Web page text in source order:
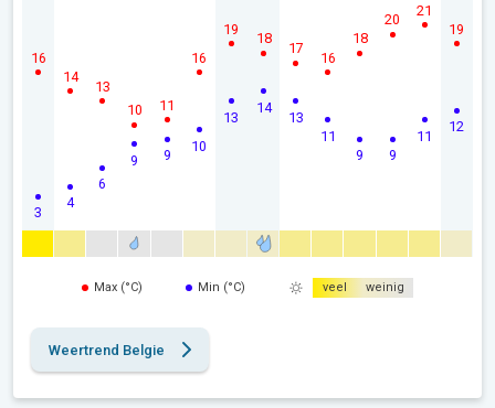
3
16
4
14
6
13
9
10
9
11
10
16
13
19
14
18
13
17
11
16
9
18
9
20
11
21
12
19
Max (°C) Min (°C) veel weinig
Weertrend Belgie